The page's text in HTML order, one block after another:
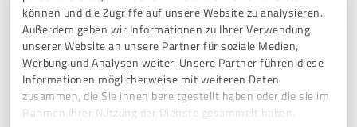
können und die Zugriffe auf unsere Website zu analysieren.
Außerdem geben wir Informationen zu Ihrer Verwendung
unserer Website an unsere Partner für soziale Medien,
Werbung und Analysen weiter. Unsere Partner führen diese
Informationen möglicherweise mit weiteren Daten
zusammen, die Sie ihnen bereitgestellt haben oder die sie im
Rahmen Ihrer Nutzung der Dienste gesammelt haben.
SEHR GUT Empfehlung
Das Tool ist intuitiv und einfach und bereitet super auf die
SAP Zertifizierung vor und es macht Spaß es zu nutzen. Ich
habe mit Auszeichnung bestanden.